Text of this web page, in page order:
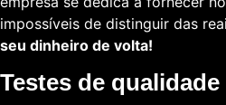
impossíveis de distinguir das
seu dinheiro de volta!
Testes de qualidade